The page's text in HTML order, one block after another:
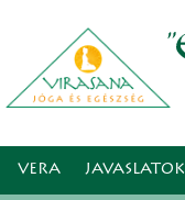
VERA JAVASLATOK